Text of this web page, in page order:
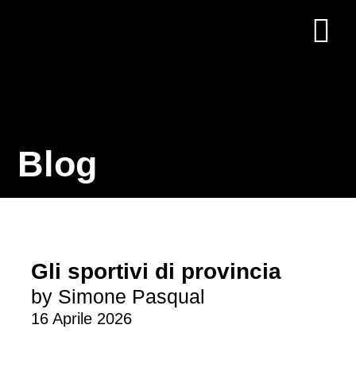
Blog
Gli sportivi di provincia
by Simone Pasqual
16 Aprile 2026